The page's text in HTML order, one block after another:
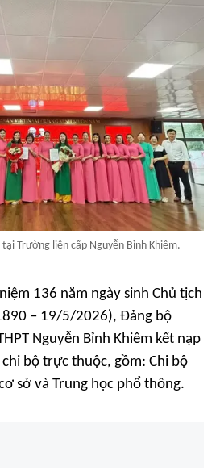
Trường liên cấp Nguyễn Bỉnh Khiêm.
136 năm ngày sinh Chủ tịch
– 19/5/2026), Đảng bộ
Nguyễn Bỉnh Khiêm kết nạp
bộ trực thuộc, gồm: Chi bộ
sở và Trung học phổ thông.